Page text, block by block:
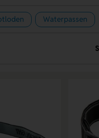
Waterpassen